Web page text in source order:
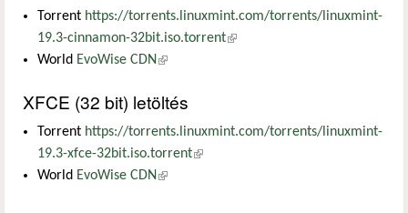
Torrent https://torrents.linuxmint.com/torrents/linuxmint-
19.3-cinnamon-32bit.iso.torrent(külső hivatkozás)
World EvoWise CDN (külső hivatkozás)
XFCE (32 bit) letöltés
Torrent https://torrents.linuxmint.com/torrents/linuxmint-
19.3-xfce-32bit.iso.torrent(külső hivatkozás)
World EvoWise CDN (külső hivatkozás)